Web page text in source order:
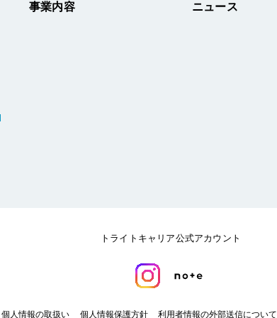
事業内容 ニュース
トライトキャリア公式アカウント
個人情報の取扱い 個人情報保護方針 利用者情報の外部送信について